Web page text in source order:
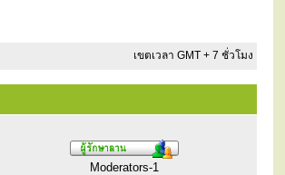
เขตเวลา GMT + 7 ชั่วโมง
Moderators-1